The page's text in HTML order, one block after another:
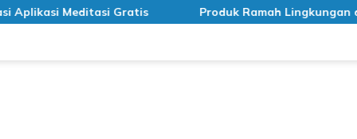
Gratis Produk Ramah Lingkungan di Indonesia